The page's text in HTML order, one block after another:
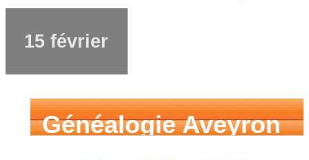
15 février
Généalogie Aveyron